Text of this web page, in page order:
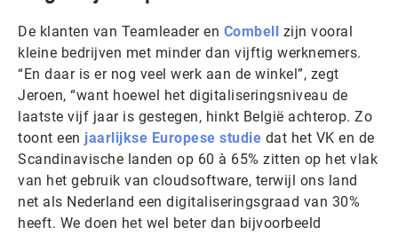
De klanten van Teamleader en Combell zijn vooral
kleine bedrijven met minder dan vijftig werknemers.
“En daar is er nog veel werk aan de winkel”, zegt
Jeroen, “want hoewel het digitaliseringsniveau de
laatste vijf jaar is gestegen, hinkt België achterop. Zo
toont een jaarlijkse Europese studie dat het VK en de
Scandinavische landen op 60 à 65% zitten op het vlak
van het gebruik van cloudsoftware, terwijl ons land
net als Nederland een digitaliseringsgraad van 30%
heeft. We doen het wel beter dan bijvoorbeeld